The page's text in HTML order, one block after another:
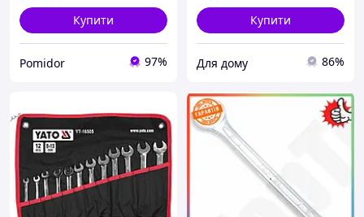
Купити
Pomidor 97%
Купити
Для дому 86%